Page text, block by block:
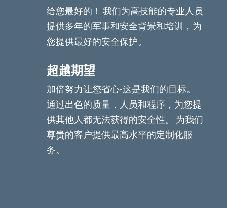
给您最好的！ 我们为高技能的专业人员
提供多年的军事和安全背景和培训，为
您提供最好的安全保护。
超越期望
加倍努力让您省心-这是我们的目标。
通过出色的质量，人员和程序，为您提
供其他人都无法获得的安全性。 为我们
尊贵的客户提供最高水平的定制化服
务。